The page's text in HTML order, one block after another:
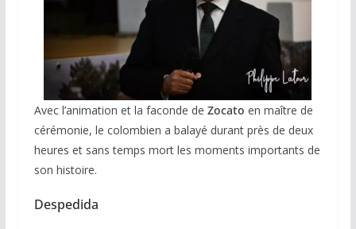
Avec l’animation et la faconde de Zocato en maître de
cérémonie, le colombien a balayé durant près de deux
heures et sans temps mort les moments importants de
son histoire.
Despedida